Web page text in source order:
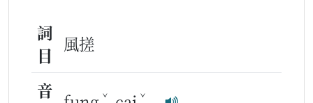
詞
目
風搓
音
ˇ ˇ